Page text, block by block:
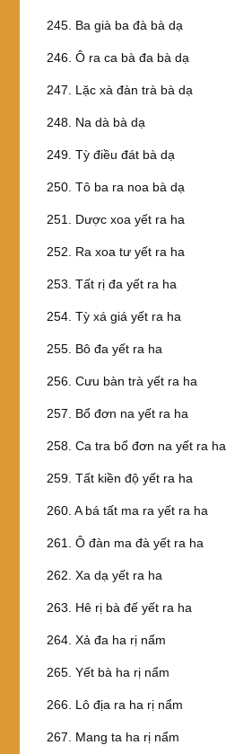
245. Ba già ba đà bà dạ
246. Ô ra ca bà đa bà dạ
247. Lặc xà đàn trà bà dạ
248. Na dà bà dạ
249. Tỳ điều đát bà dạ
250. Tô ba ra noa bà dạ
251. Dược xoa yết ra ha
252. Ra xoa tư yết ra ha
253. Tất rị đa yết ra ha
254. Tỳ xá giá yết ra ha
255. Bô đa yết ra ha
256. Cưu bàn trà yết ra ha
257. Bổ đơn na yết ra ha
258. Ca tra bổ đơn na yết ra ha
259. Tất kiền độ yết ra ha
260. A bá tất ma ra yết ra ha
261. Ô đàn ma đà yết ra ha
262. Xa dạ yết ra ha
263. Hê rị bà đế yết ra ha
264. Xả đa ha rị nẩm
265. Yết bà ha rị nẩm
266. Lô địa ra ha rị nẩm
267. Mang ta ha rị nẩm